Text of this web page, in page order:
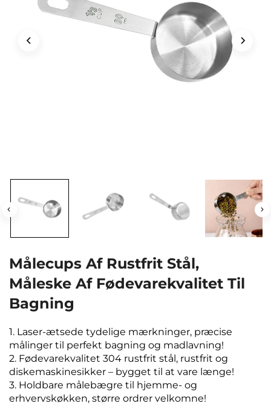
Målecups Af Rustfrit Stål,
Måleske Af Fødevarekvalitet Til
Bagning
1. Laser-ætsede tydelige mærkninger, præcise
målinger til perfekt bagning og madlavning!
2. Fødevarekvalitet 304 rustfrit stål, rustfrit og
diskemaskinesikker – bygget til at vare længe!
3. Holdbare målebægre til hjemme- og
erhvervskøkken, større ordrer velkomne!